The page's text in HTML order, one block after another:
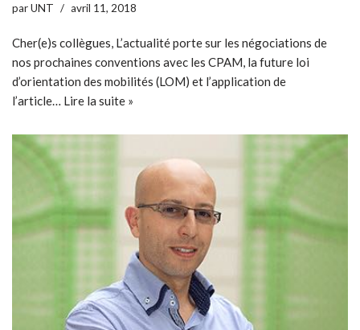
parUNT avril 11, 2018
Cher(e)s collègues, L’actualité porte sur les négociations de
nos prochaines conventions avec les CPAM, la future loi
d’orientation des mobilités (LOM) et l’application de
l’article… Lire la suite »